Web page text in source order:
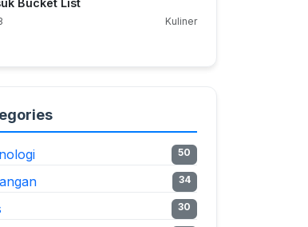
Bucket List
Kuliner
50
34
30